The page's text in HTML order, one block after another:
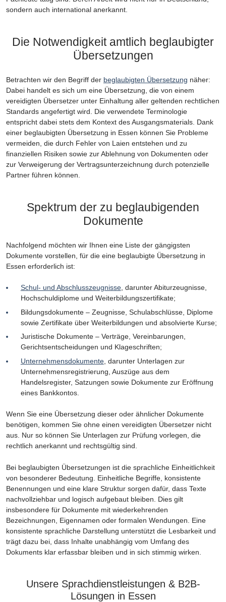
sondern auch international anerkannt.
Die Notwendigkeit amtlich beglaubigter
Übersetzungen
Betrachten wir den Begriff der beglaubigten Übersetzung näher:
Dabei handelt es sich um eine Übersetzung, die von einem
vereidigten Übersetzer unter Einhaltung aller geltenden rechtlichen
Standards angefertigt wird. Die verwendete Terminologie
entspricht dabei stets dem Kontext des Ausgangsmaterials. Dank
einer beglaubigten Übersetzung in Essen können Sie Probleme
vermeiden, die durch Fehler von Laien entstehen und zu
finanziellen Risiken sowie zur Ablehnung von Dokumenten oder
zur Verweigerung der Vertragsunterzeichnung durch potenzielle
Partner führen können.
Spektrum der zu beglaubigenden
Dokumente
Nachfolgend möchten wir Ihnen eine Liste der gängigsten
Dokumente vorstellen, für die eine beglaubigte Übersetzung in
Essen erforderlich ist:
Schul- und Abschlusszeugnisse, darunter Abiturzeugnisse,
Hochschuldiplome und Weiterbildungszertifikate;
Bildungsdokumente – Zeugnisse, Schulabschlüsse, Diplome
sowie Zertifikate über Weiterbildungen und absolvierte Kurse;
Juristische Dokumente – Verträge, Vereinbarungen,
Gerichtsentscheidungen und Klageschriften;
Unternehmensdokumente, darunter Unterlagen zur
Unternehmensregistrierung, Auszüge aus dem
Handelsregister, Satzungen sowie Dokumente zur Eröffnung
eines Bankkontos.
Wenn Sie eine Übersetzung dieser oder ähnlicher Dokumente
benötigen, kommen Sie ohne einen vereidigten Übersetzer nicht
aus. Nur so können Sie Unterlagen zur Prüfung vorlegen, die
rechtlich anerkannt und rechtsgültig sind.
Bei beglaubigten Übersetzungen ist die sprachliche Einheitlichkeit
von besonderer Bedeutung. Einheitliche Begriffe, konsistente
Benennungen und eine klare Struktur sorgen dafür, dass Texte
nachvollziehbar und logisch aufgebaut bleiben. Dies gilt
insbesondere für Dokumente mit wiederkehrenden
Bezeichnungen, Eigennamen oder formalen Wendungen. Eine
konsistente sprachliche Darstellung unterstützt die Lesbarkeit und
trägt dazu bei, dass Inhalte unabhängig vom Umfang des
Dokuments klar erfassbar bleiben und in sich stimmig wirken.
Unsere Sprachdienstleistungen & B2B-
Lösungen in Essen